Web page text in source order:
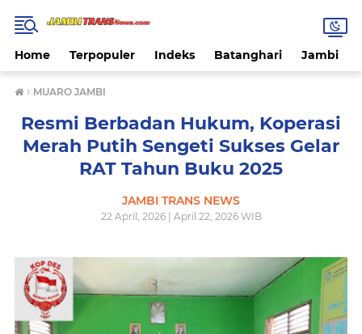
Home Terpopuler Indeks Batanghari Jambi
› MUARO JAMBI
Resmi Berbadan Hukum, Koperasi
Merah Putih Sengeti Sukses Gelar
RAT Tahun Buku 2025
JAMBI TRANS NEWS
22 April, 2026 | April 22, 2026 WIB